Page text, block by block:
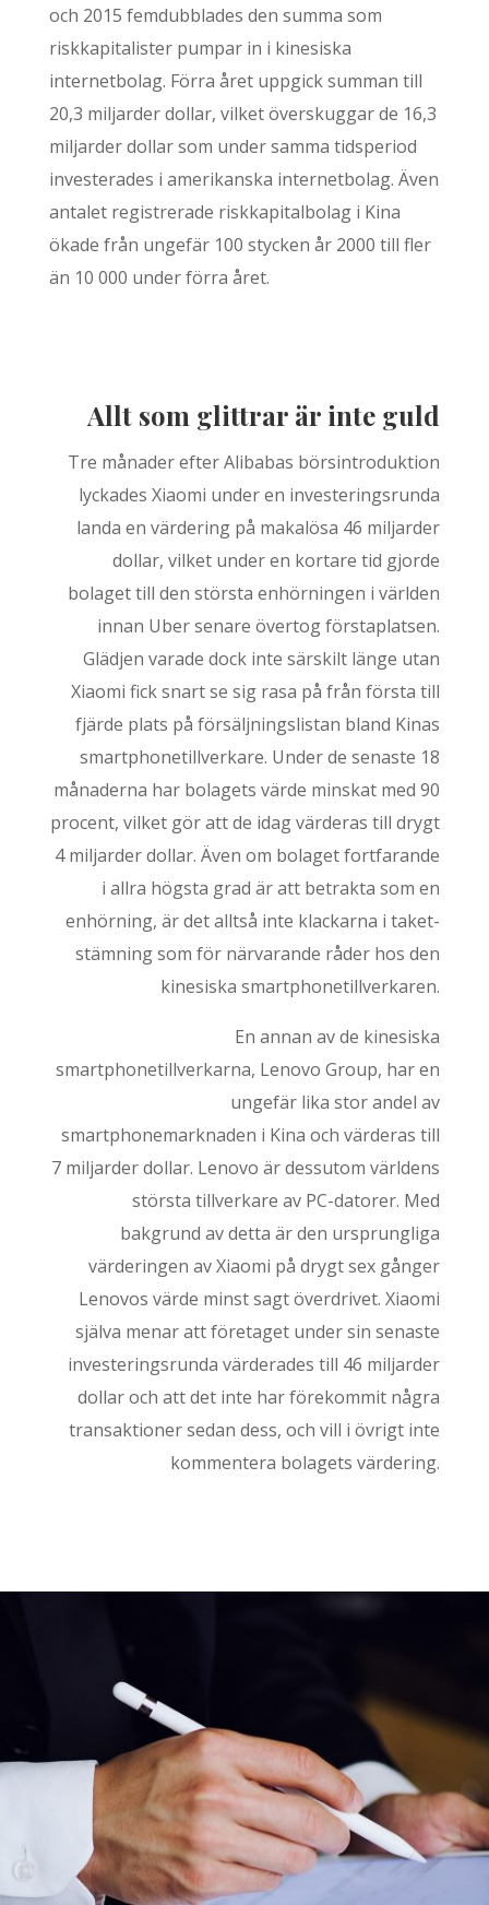
och 2015 femdubblades den summa som
riskkapitalister pumpar in i kinesiska
internetbolag. Förra året uppgick summan till
20,3 miljarder dollar, vilket överskuggar de 16,3
miljarder dollar som under samma tidsperiod
investerades i amerikanska internetbolag. Även
antalet registrerade riskkapitalbolag i Kina
ökade från ungefär 100 stycken år 2000 till fler
än 10 000 under förra året.
Allt som glittrar är inte guld
Tre månader efter Alibabas börsintroduktion
lyckades Xiaomi under en investeringsrunda
landa en värdering på makalösa 46 miljarder
dollar, vilket under en kortare tid gjorde
bolaget till den största enhörningen i världen
innan Uber senare övertog förstaplatsen.
Glädjen varade dock inte särskilt länge utan
Xiaomi fick snart se sig rasa på från första till
fjärde plats på försäljningslistan bland Kinas
smartphonetillverkare. Under de senaste 18
månaderna har bolagets värde minskat med 90
procent, vilket gör att de idag värderas till drygt
4 miljarder dollar. Även om bolaget fortfarande
i allra högsta grad är att betrakta som en
enhörning, är det alltså inte klackarna i taket-
stämning som för närvarande råder hos den
kinesiska smartphonetillverkaren.
En annan av de kinesiska
smartphonetillverkarna, Lenovo Group, har en
ungefär lika stor andel av
smartphonemarknaden i Kina och värderas till
7 miljarder dollar. Lenovo är dessutom världens
största tillverkare av PC-datorer. Med
bakgrund av detta är den ursprungliga
värderingen av Xiaomi på drygt sex gånger
Lenovos värde minst sagt överdrivet. Xiaomi
själva menar att företaget under sin senaste
investeringsrunda värderades till 46 miljarder
dollar och att det inte har förekommit några
transaktioner sedan dess, och vill i övrigt inte
kommentera bolagets värdering.